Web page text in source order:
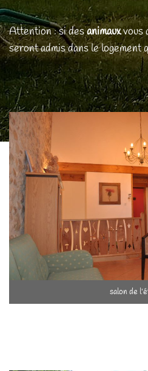
Attention : si desanimauxvous
seront admis dans le logement
salon de